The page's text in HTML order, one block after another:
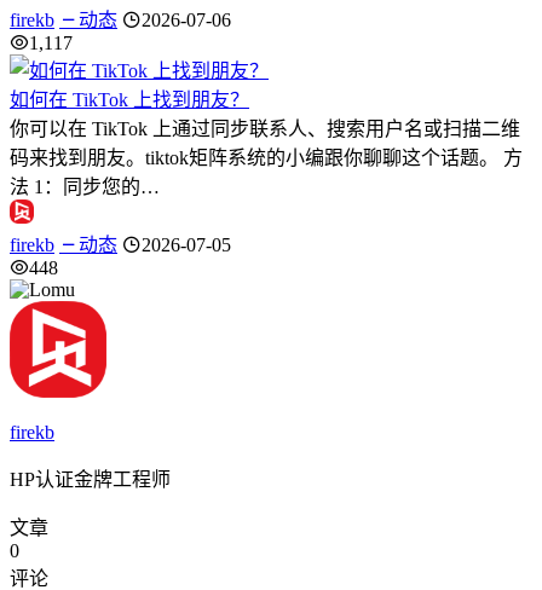
firekb 动态
2026-07-06
1,117
如何在 TikTok 上找到朋友？
你可以在 TikTok 上通过同步联系人、搜索用户名或扫描二维
码来找到朋友。tiktok矩阵系统的小编跟你聊聊这个话题。 方
法 1：同步您的…
firekb 动态
2026-07-05
448
firekb
HP认证金牌工程师
文章
0
评论